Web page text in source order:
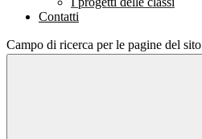
Contatti
Campo di ricerca per le pagine del sito